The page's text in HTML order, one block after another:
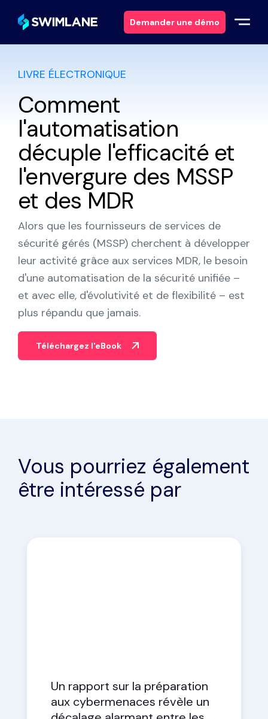
Demander une démo
Pourquoi Swimlane ?
Solutions
Produits
Services
Ressources
À propos
Partenaires
Contact
Blog
Demander une démo
LIVRE ÉLECTRONIQUE
Comment
l'automatisation
décuple l'efficacité et
l'envergure des MSSP
et des MDR
Alors que les fournisseurs de services de
sécurité gérés (MSSP) cherchent à développer
leur activité grâce aux services MDR, le besoin
d'une automatisation de la sécurité unifiée –
et avec elle, d'évolutivité et de flexibilité – est
plus répandu que jamais.
Téléchargez l'eBook
Vous pourriez également
être intéressé par
Un rapport sur la préparation
aux cybermenaces révèle un